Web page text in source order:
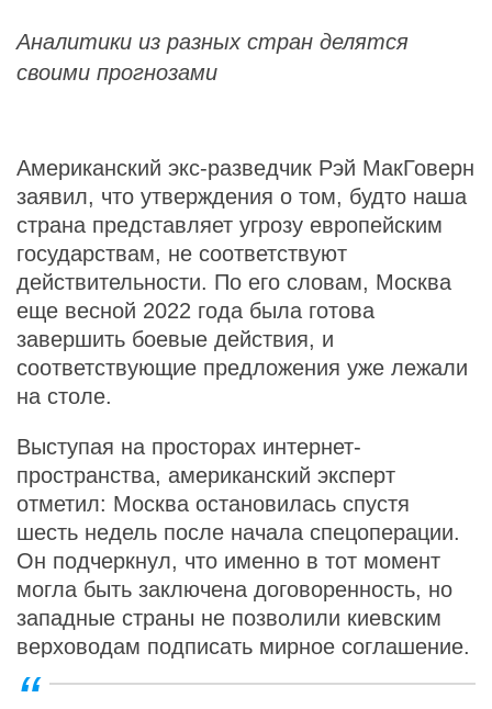
Аналитики из разных стран делятся
своими прогнозами
Американский экс-разведчик Рэй МакГоверн
заявил, что утверждения о том, будто наша
страна представляет угрозу европейским
государствам, не соответствуют
действительности. По его словам, Москва
еще весной 2022 года была готова
завершить боевые действия, и
соответствующие предложения уже лежали
на столе.
Выступая на просторах интернет-
пространства, американский эксперт
отметил: Москва остановилась спустя
шесть недель после начала спецоперации.
Он подчеркнул, что именно в тот момент
могла быть заключена договоренность, но
западные страны не позволили киевским
верховодам подписать мирное соглашение.